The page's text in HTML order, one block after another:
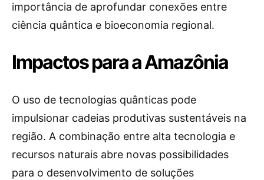
importância de aprofundar conexões entre
ciência quântica e bioeconomia regional.
Impactos para a Amazônia
O uso de tecnologias quânticas pode
impulsionar cadeias produtivas sustentáveis na
região. A combinação entre alta tecnologia e
recursos naturais abre novas possibilidades
para o desenvolvimento de soluções